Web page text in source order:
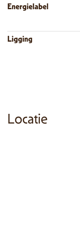
Energielabel
Ligging
Locatie